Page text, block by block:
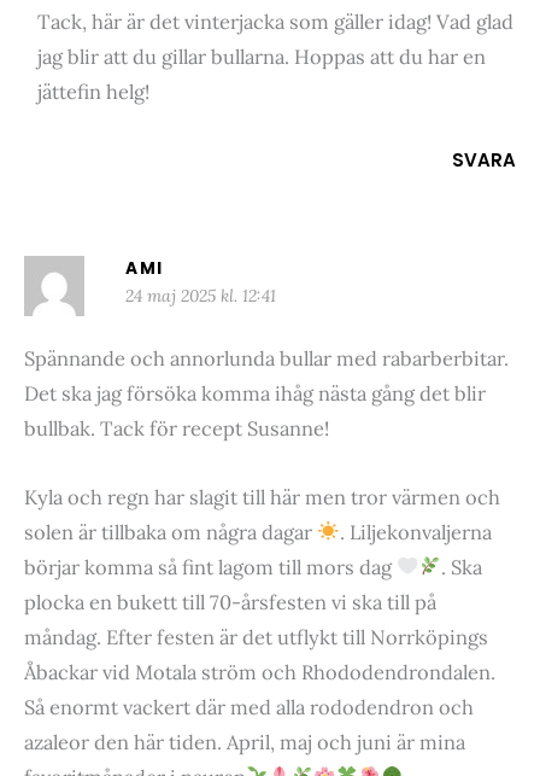
Tack, här är det vinterjacka som gäller idag! Vad glad
jag blir att du gillar bullarna. Hoppas att du har en
jättefin helg!
SVARA
AMI
24 maj 2025 kl. 12:41
Spännande och annorlunda bullar med rabarberbitar.
Det ska jag försöka komma ihåg nästa gång det blir
bullbak. Tack för recept Susanne!
Kyla och regn har slagit till här men tror värmen och
solen är tillbaka om några dagar
. Liljekonvaljerna
börjar komma så fint lagom till mors dag
. Ska
plocka en bukett till 70-årsfesten vi ska till på
måndag. Efter festen är det utflykt till Norrköpings
Åbackar vid Motala ström och Rhododendrondalen.
Så enormt vackert där med alla rododendron och
azaleor den här tiden. April, maj och juni är mina